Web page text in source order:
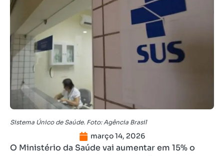
Sistema Único de Saúde. Foto: Agência Brasil
março 14, 2026
O Ministério da Saúde vai aumentar em 15% o